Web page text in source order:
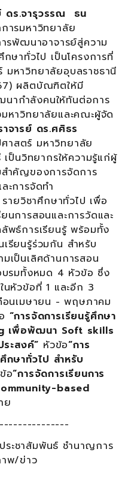
.จารุวรรณ ธน
ารมหาวิทยาลัย
รพัฒนาอาจารย์สู่ความ
ษาทั่วไป เป็นโครงการที่
หาวิทยาลัยอุบลราชธานี
ผลิตบัณฑิตให้มี
ากำลังคนให้ทันต่อการ
หาวิทยาลัยและคณะผู้จัด
จารย์ ดร.ศศิธร
สตร์ มหาวิทยาลัย
เป็นวิทยากรให้ความรู้แก่ผู้
สำคัญของการจัดการ
ะการจัดทำ
ยวิชาศึกษาทั่วไป เพื่อ
นการสอนและการวัดและ
พธ์การเรียนรู้ พร้อมทั้ง
รียนรู้ร่วมกัน สำหรับ
เป็นเลิศด้านการสอน
บรมทั้งหมด 4 หัวข้อ ซึ่ง
นหัวข้อที่ 1 และอีก 3
อนเมษายน - พฤษภาคม
“การจัดการเรียนรู้ศึกษา
เพื่อพัฒนา Soft skills
ะสงค์” หัวข้อ“การ
กษาทั่วไป สำหรับ
อ“การจัดการเรียนการ
based
ย
ะชาสัมพันธ์ ชำนาญการ
พ/ข่าว